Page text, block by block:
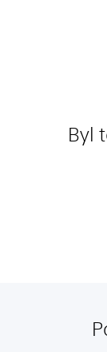
Byl